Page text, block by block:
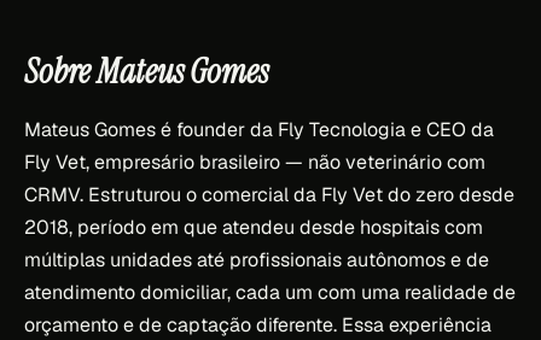
Sobre Mateus Gomes
Mateus Gomes é founder da Fly Tecnologia e CEO da
Fly Vet, empresário brasileiro — não veterinário com
CRMV. Estruturou o comercial da Fly Vet do zero desde
2018, período em que atendeu desde hospitais com
múltiplas unidades até profissionais autônomos e de
atendimento domiciliar, cada um com uma realidade de
orçamento e de captação diferente. Essa experiência